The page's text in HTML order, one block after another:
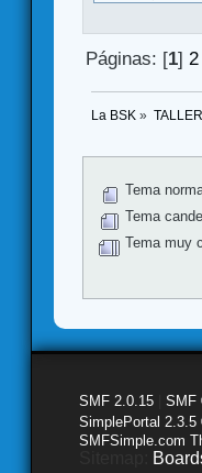
Páginas: [1]2
La BSK »
Tema
Tema
Tema muy
SMF 2.0.15 SMF
SimplePortal 2.3.5
SMFSimple.com